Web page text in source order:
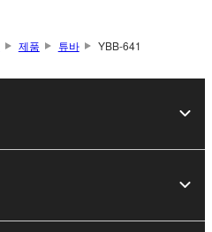
제품 튜바 YBB-641